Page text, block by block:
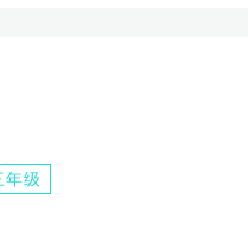
年级